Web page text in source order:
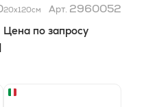
20x120см Арт. 2960052
Цена по запросу